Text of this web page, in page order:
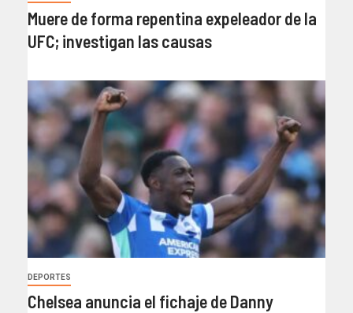
Muere de forma repentina expeleador de la
UFC; investigan las causas
DEPORTES
Chelsea anuncia el fichaje de Danny